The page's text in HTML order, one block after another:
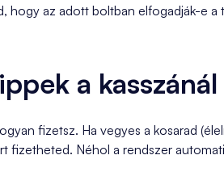
hogy az adott boltban elfogadják-e
a kasszánál
fizetsz. Ha vegyes a kosarad
fizetheted. Néhol a rendszer